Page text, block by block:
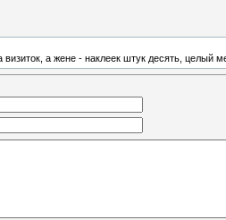
а жене - наклеек штук десять, целый